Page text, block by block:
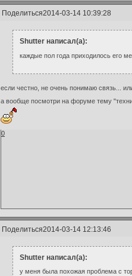
Поделиться2014-03-14 10:39:28
Shutter написал(а):
каждые пол года приходилось его
если честно, не очень понимаю связь...
а вообще посмотри на форуме тему
0
Поделиться2014-03-14 12:13:46
Shutter написал(а):
у меня была похожая проблема с